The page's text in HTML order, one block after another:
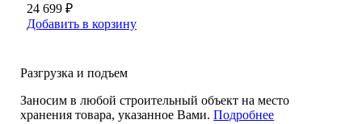
24 699 ₽
Добавить в корзину
Разгрузка и подъем
Заносим в любой строительный объект на место
хранения товара, указанное Вами.Подробнее